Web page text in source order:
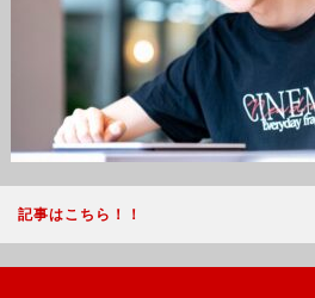
記事はこちら！！